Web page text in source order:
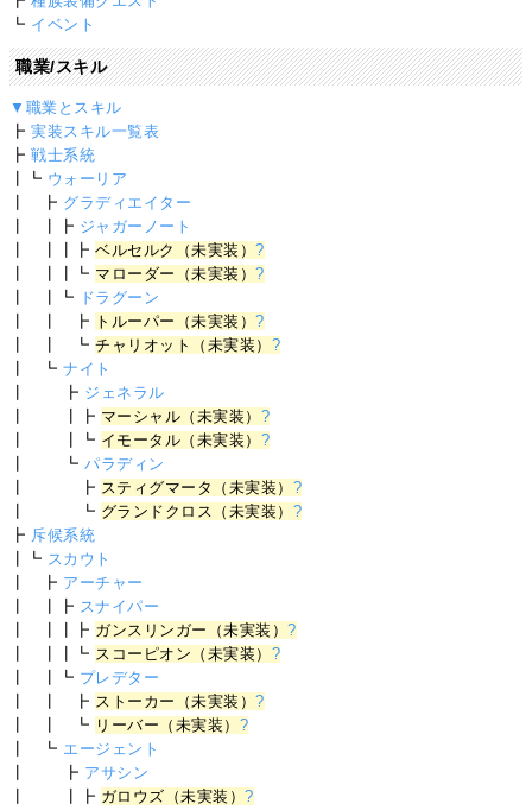
┗ イベント
職業/スキル
▼職業とスキル
┣実装スキル一覧表
┣戦士系統
┃┗ ウォーリア
┃ ┣ グラディエイター
┃ ┃┣ ジャガーノート
┃ ┃┃┣ベルセルク（未実装）?
┃ ┃┃┗ マローダー（未実装）?
┃ ┃┗ ドラグーン
┃ ┃ ┣ トルーパー（未実装）?
┃ ┃ ┗チャリオット（未実装） ?
┃ ┗ナイト
┃ ┣ ジェネラル
┃ ┃┣ マーシャル（未実装） ?
┃ ┃┗ イモータル（未実装） ?
┃ ┗パラディン
┃ ┣ スティグマータ（未実装） ?
┃ ┗ グランドクロス（未実装） ?
┣ 斥候系統
┃┗ スカウト
┃ ┣ アーチャー
┃ ┃┣ スナイパー
┃ ┃┃┣ ガンスリンガー（未実装）?
┃ ┃┃┗ スコーピオン（未実装） ?
┃ ┃┗ プレデター
┃ ┃ ┣ ストーカー（未実装）?
┃ ┃ ┗ リーバー（未実装） ?
┃ ┗ エージェント
┃ ┣ アサシン
┃ ┃┣ ガロウズ（未実装）?